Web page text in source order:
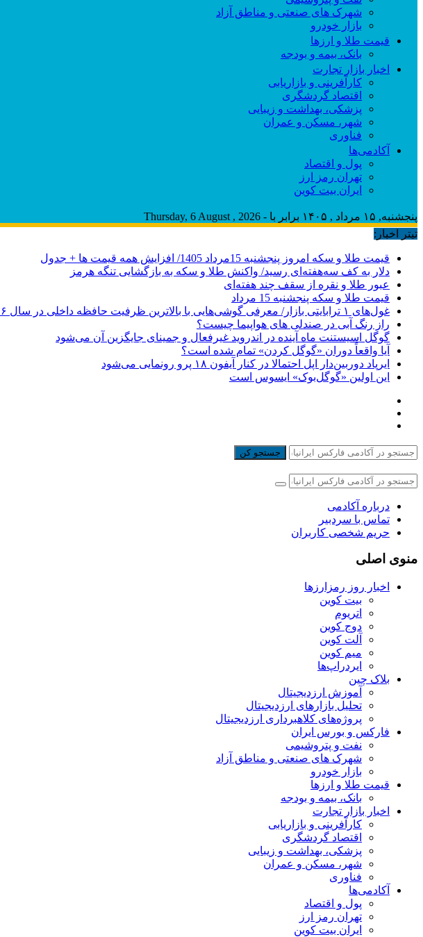
شهرک های صنعتی و مناطق آزاد
بازار خودرو
قیمت طلا و ارزها
بانک، بیمه و بودجه
اخبار بازار تجارت
کارآفرینی و بازاریابی
اقتصاد گردشگری
پزشکی، بهداشت و زیبایی
شهر، مسکن و عمران
فناوری
آکادمی‌ها
پول و اقتصاد
تهران رمز ارز
ایران بیت کوین
پنجشنبه, ۱۵ مرداد , ۱۴۰۵ برابر با - Thursday, 6 August , 2026
تیتر اخبار:
قیمت طلا و سکه امروز پنجشنبه 15مرداد 1405/ افزایش همه قیمت ها + جدول
دلار به کف سه‌هفته‌ای رسید/ واکنش طلا و سکه به بازگشایی تنگه هرمز
عبور طلا و نقره از سقف چند هفته‌ای
قیمت طلا و سکه پنجشنبه 15 مرداد
غول‌های ۱ ترابایتی بازار/ معرفی گوشی‌هایی با بالاترین ظرفیت حافظه داخلی در سال ۲۰۲۶
راز رنگ آبی در صندلی های هواپیما چیست؟
گوگل اسیستنت ماه آینده در اندروید غیرفعال و جمینای جایگزین آن می‌شود
آیا واقعاً دوران «گوگل کردن» تمام شده است؟
ایرپاد دوربین‌دار اپل احتمالا در کنار آیفون ۱۸ پرو رونمایی می‌شود
این اولین «گوگل‌بوک» ایسوس است
جستجو کن
درباره آکادمی
تماس با سردبیر
حریم شخصی کاربران
منوی اصلی
اخبار روز رمزارزها
بیت کوین
اتریوم
دوج کوین
آلت کوین
میم کوین‌
ایردراپ‌ها
بلاک چین
آموزش ارزدیجیتال
تحلیل بازارهای ارزدیجیتال
پروژه‌های کلاهبرداری ارزدیجیتال
فارکس و بورس ایران
نفت و پتروشیمی
شهرک های صنعتی و مناطق آزاد
بازار خودرو
قیمت طلا و ارزها
بانک، بیمه و بودجه
اخبار بازار تجارت
کارآفرینی و بازاریابی
اقتصاد گردشگری
پزشکی، بهداشت و زیبایی
شهر، مسکن و عمران
فناوری
آکادمی‌ها
پول و اقتصاد
تهران رمز ارز
ایران بیت کوین